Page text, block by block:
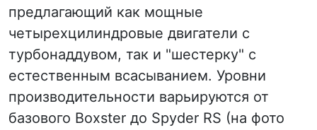
предлагающий как мощные
четырехцилиндровые двигатели с
турбонаддувом, так и "шестерку" с
естественным всасыванием. Уровни
производительности варьируются от
базового Boxster до Spyder RS (на фото